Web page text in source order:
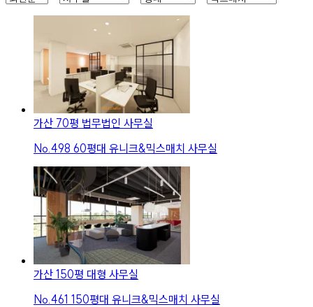
가산 70평 법무법인 사무실
No. 498 60평대 유니크&믹스매치 사무실
가산 150평 대형 사무실
No. 461 150평대 유니크&믹스매치 사무실